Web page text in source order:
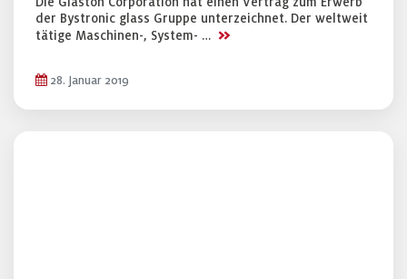
der Bystronic glass Gruppe unterzeichnet. Der weltweit
tätige Maschinen-, System- … >>
28. Januar 2019